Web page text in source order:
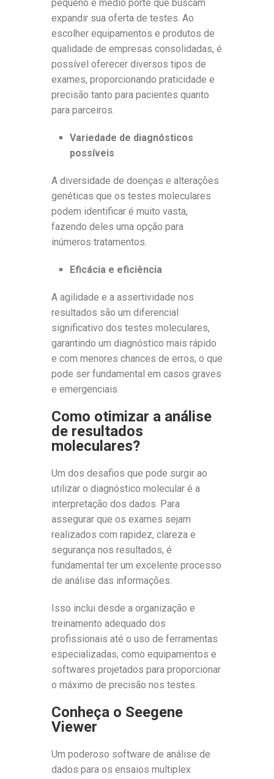
pequeno e médio porte que buscam
expandir sua oferta de testes. Ao
escolher equipamentos e produtos de
qualidade de empresas consolidadas, é
possível oferecer diversos tipos de
exames, proporcionando praticidade e
precisão tanto para pacientes quanto
para parceiros.
Variedade de diagnósticos
possíveis
A diversidade de doenças e alterações
genéticas que os testes moleculares
podem identificar é muito vasta,
fazendo deles uma opção para
inúmeros tratamentos.
Eficácia e eficiência
A agilidade e a assertividade nos
resultados são um diferencial
significativo dos testes moleculares,
garantindo um diagnóstico mais rápido
e com menores chances de erros, o que
pode ser fundamental em casos graves
e emergenciais.
Como otimizar a análise
de resultados
moleculares?
Um dos desafios que pode surgir ao
utilizar o diagnóstico molecular é a
interpretação dos dados. Para
assegurar que os exames sejam
realizados com rapidez, clareza e
segurança nos resultados, é
fundamental ter um excelente processo
de análise das informações.
Isso inclui desde a organização e
treinamento adequado dos
profissionais até o uso de ferramentas
especializadas, como equipamentos e
softwares projetados para proporcionar
o máximo de precisão nos testes.
Conheça o Seegene
Viewer
Um poderoso software de análise de
dados para os ensaios multiplex